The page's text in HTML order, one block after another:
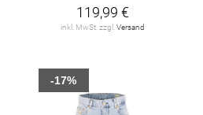
119,99 €
inkl. MwSt. zzgl.Versand
-17%